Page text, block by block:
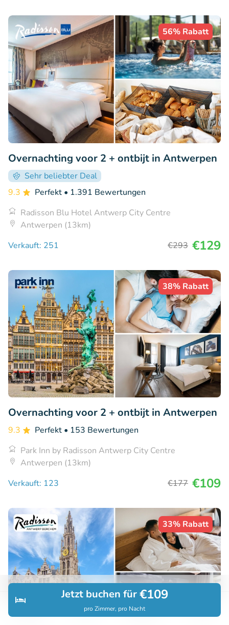
Suchen Buchungen
Jetzt buchen für€109
pro Zimmer, pro Nacht
56% Rabatt
Overnachting voor 2 + ontbijt in Antwerpen
Sehr beliebter Deal
9.3
Perfekt • 1.391 Bewertungen
Radisson Blu Hotel Antwerp City Centre
Antwerpen (13km)
Verkauft: 251
€293 €129
38% Rabatt
Overnachting voor 2 + ontbijt in Antwerpen
9.3 Perfekt • 153 Bewertungen
Park Inn by Radisson Antwerp City Centre
Antwerpen (13km)
Verkauft: 123
€177 €109
33% Rabatt